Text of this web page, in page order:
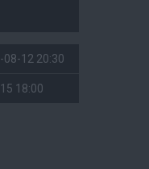
08-12 20:30
18:00